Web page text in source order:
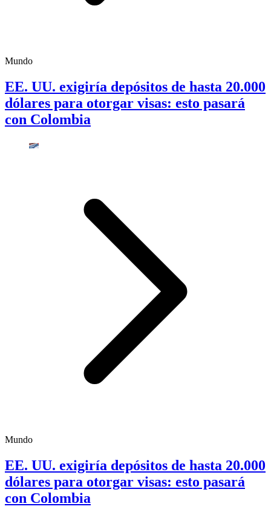
Mundo
EE. UU. exigiría depósitos de hasta 20.000
dólares para otorgar visas: esto pasará
con Colombia
Mundo
EE. UU. exigiría depósitos de hasta 20.000
dólares para otorgar visas: esto pasará
con Colombia